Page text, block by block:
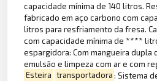
capacidade mínima de 140 litros.
fabricado em aço carbono com
litros para resfriamento da fresa.
com capacidade mínima de ****
espargidora: Com mangueira dupla
emulsão e limpeza com ar e com
Esteira transportadora: Sistema